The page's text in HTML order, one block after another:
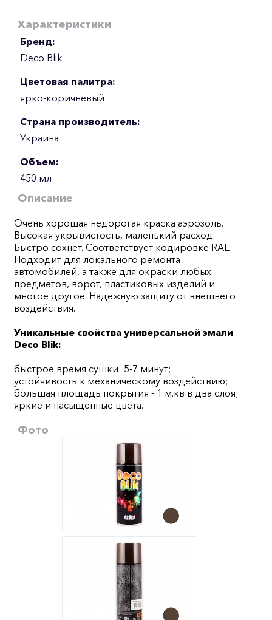
Характеристики
Бренд:
Deco Blik
Цветовая палитра:
ярко-коричневый
Страна производитель:
Украина
Объем:
450 мл
Описание
Очень хорошая недорогая краска аэрозоль.
Высокая укрывистость, маленький расход.
Быстро сохнет. Соответствует кодировке RAL.
Подходит для локального ремонта
автомобилей, а также для окраски любых
предметов, ворот, пластиковых изделий и
многое другое. Надежную защиту от внешнего
воздействия.
Уникальные свойства универсальной эмали
Deco Blik:
быстрое время сушки: 5-7 минут;
устойчивость к механическому воздействию;
большая площадь покрытия - 1 м.кв в два слоя;
яркие и насыщенные цвета.
Фото